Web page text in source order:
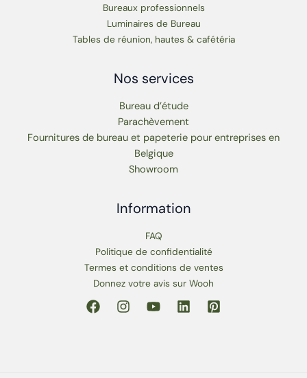
Bureaux professionnels
Luminaires de Bureau
Tables de réunion, hautes & cafétéria
Nos services
Bureau d’étude
Parachèvement
Fournitures de bureau et papeterie pour entreprises en
Belgique
Showroom
Information
FAQ
Politique de confidentialité
Termes et conditions de ventes
Donnez votre avis sur Wooh